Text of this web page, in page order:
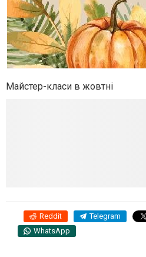
Майстер-класи в жовтні
Reddit Telegram
WhatsApp